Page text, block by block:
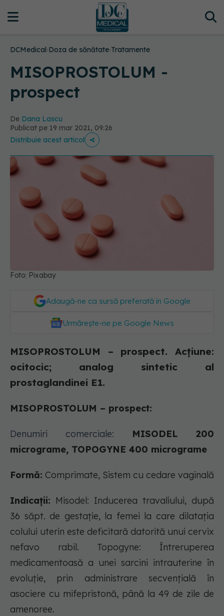
DCMedical›Doza de sănătate›Tratamente
MISOPROSTOLUM -
prospect
De Dana Lascu
Publicat pe 19 mar 2021, 09:26
Distribuie acest articol
Foto: Pixabay
Adaugă-ne ca sursă preferată în Google
Urmărește-ne pe Google News
MISOPROSTOLUM – prospect. Acțiune:
ocitocic; analog sintetic al
prostaglandinei E1.
MISOPROSTOLUM – prospect:
Denumiri comerciale: MISODEL 200
micrograme, TOPOGYNE 400 micrograme
Formă: Comprimate, Sistem cu cedare vaginală
Indicații: Misodel: Inducerea travaliului, după
36 săpt. de gestație, la femei la care dilatația
colului uterin este deficitară datorită unui cervix
nefavo rabil. Topogyne: Întreruperea
medicamentoasă a unei sarcini intrauterine în
evoluție, prin administrare secvențială în
asociere cu mifepristonă, până la 49 de zile de
amenoree.